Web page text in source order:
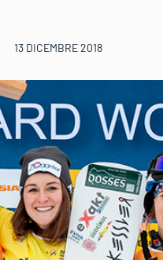
13 DICEMBRE 2018